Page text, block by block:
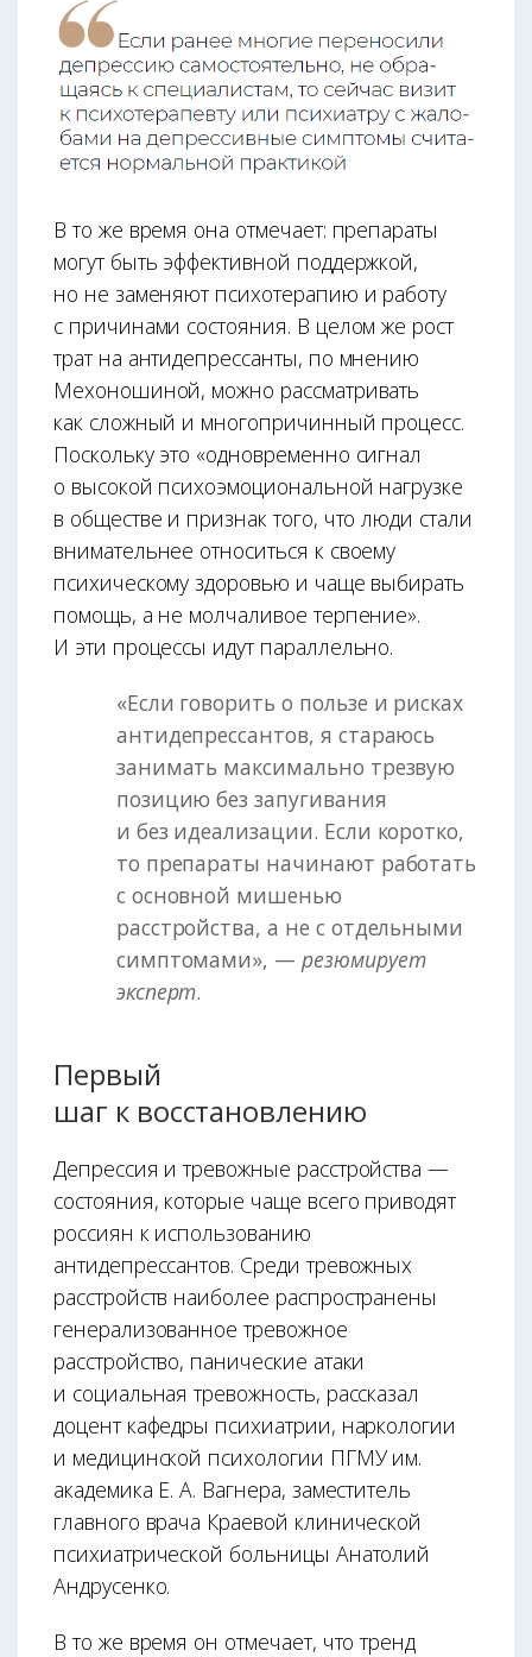
В то же время она отмечает: препараты
могут быть эффективной поддержкой,
но не заменяют психотерапию и работу
с причинами состояния. В целом же рост
трат на антидепрессанты, по мнению
Мехоношиной, можно рассматривать
как сложный и многопричинный процесс.
Поскольку это «одновременно сигнал
о высокой психоэмоциональной нагрузке
в обществе и признак того, что люди стали
внимательнее относиться к своему
психическому здоровью и чаще выбирать
помощь, а не молчаливое терпение».
И эти процессы идут параллельно.
«Если говорить о пользе и рисках
антидепрессантов, я стараюсь
занимать максимально трезвую
позицию без запугивания
и без идеализации. Если коротко,
то препараты начинают работать
с основной мишенью
расстройства, а не с отдельными
симптомами», —резюмирует
эксперт.
Первый
шаг к восстановлению
Депрессия и тревожные расстройства —
состояния, которые чаще всего приводят
россиян к использованию
антидепрессантов. Среди тревожных
расстройств наиболее распространены
генерализованное тревожное
расстройство, панические атаки
и социальная тревожность, рассказал
доцент кафедры психиатрии, наркологии
и медицинской психологии ПГМУ им.
академика Е. А. Вагнера, заместитель
главного врача Краевой клинической
психиатрической больницы Анатолий
Андрусенко.
В то же время он отмечает, что тренд